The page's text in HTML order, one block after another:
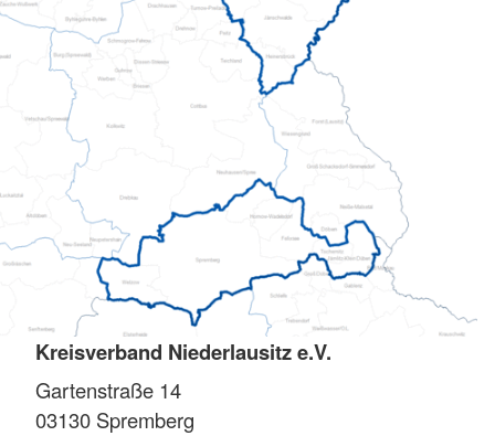
Kreisverband Niederlausitz e.V.
Gartenstraße 14
03130 Spremberg